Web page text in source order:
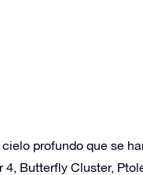
profundo que se
Butterfly Cluster,